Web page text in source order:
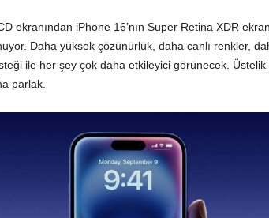
ekranından iPhone 16’nın Super Retina XDR
Daha yüksek çözünürlük, daha canlı renkler,
ile her şey çok daha etkileyici görünecek. Üstelik
parlak.